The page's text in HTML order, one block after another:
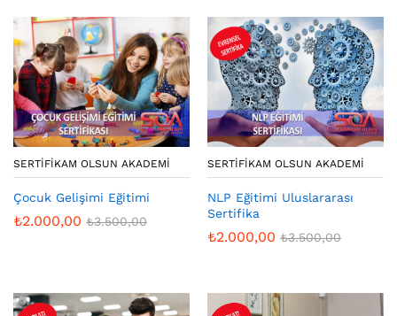
SERTIFIKAM OLSUN AKADEMI
Çocuk Gelişimi Eğitimi
₺2.000,00 ₺3.500,00
SERTIFIKAM OLSUN AKADEMI
NLP Eğitimi Uluslararası
Sertifika
₺2.000,00 ₺3.500,00